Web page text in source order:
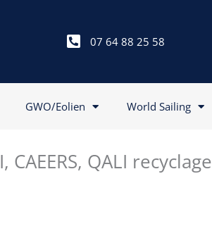
07 64 88 25 58
GWO/Eolien World Sailing
CAEERS, QALI recyclage